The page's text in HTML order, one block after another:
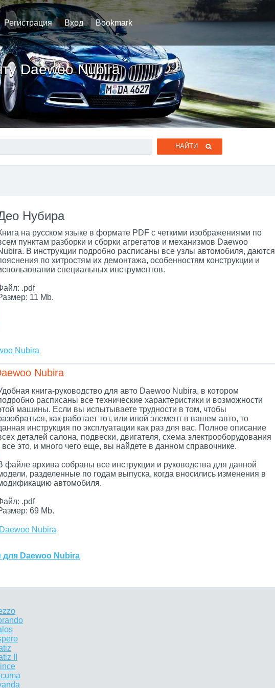
Регистрация Вход Bookmark
Daewoo Nubira
Нубира
на русском языке в формате PDF с четкими изображениями по
пунктам разборки и сборки агрегатов и механизмов Daewoo
В инструкции подробно расписаны все узлы автомобиля, даются
по хитростям их демонтажа, особенностям конструкции и
специальных инструментов.
.pdf
11 Mb.
Nubira
Nubira
книга-руководство для авто Daewoo Nubira, в котором
расписаны все технические характеристики и возможности
машины. Если вы испытываете трудности в том, чтобы
как работает тот, или иной элемент в вашем авто, то
инструкция по эксплуатации как раз для вас. Полное описание
деталей салона, подвески, двигателя, схема электрооборудования
все это, и много чего еще, вы найдете в данном справочнике.
файле архива собраны все инструкции и руководства для данной
разделенные по годам выпуска, когда вносились изменения в
автомобиля.
.pdf
69 Mb.
Nubira
для Daewoo Nubira
II